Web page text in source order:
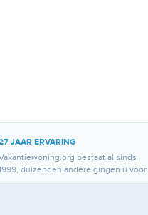
JAAR ERVARING
bestaat al sinds
duizenden andere gingen u voor.